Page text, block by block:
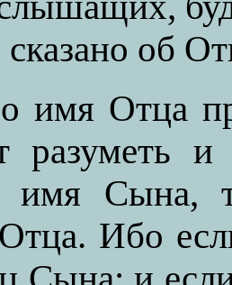
сказано об
имя Отца
разуметь
имя Сына,
Ибо